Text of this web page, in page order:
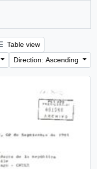
Table view
Direction: Ascending